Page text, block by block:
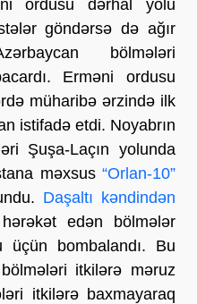
ordusu dərhal yolu
göndərsə də ağır
bölmələri
Erməni ordusu
müharibə ərzində ilk
istifadə etdi. Noyabrın
Şuşa-Laçın yolunda
məxsus“Orlan-10”
Daşaltı kəndindən
hərəkət edən bölmələr
üçün bombalandı. Bu
itkilərə məruz
itkilərə baxmayaraq